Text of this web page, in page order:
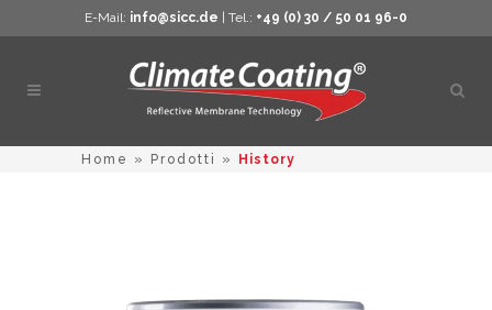
E-Mail: info@sicc.de | Tel.: +49 (0) 30 / 50 01 96-0
Apri
Home » Prodotti » History